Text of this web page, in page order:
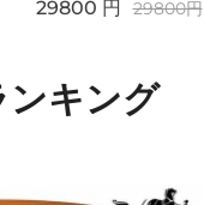
29800 円 29800円
ンキング